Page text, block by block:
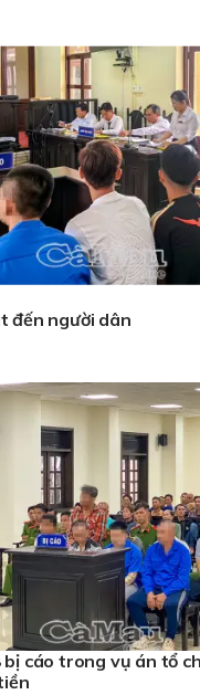
đến người dân
cáo trong vụ án tổ